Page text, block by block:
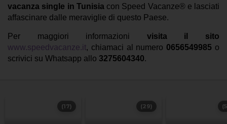
vacanza single in Tunisiacon Speed Vacanze® e lasciati
affascinare dalle meraviglie di questo Paese.
Per maggiori informazioni visita il sito
www.speedvacanze.it, chiamaci al numero 0656549985 o
scrivici su Whatsapp allo 3275604340.
(17) (29)